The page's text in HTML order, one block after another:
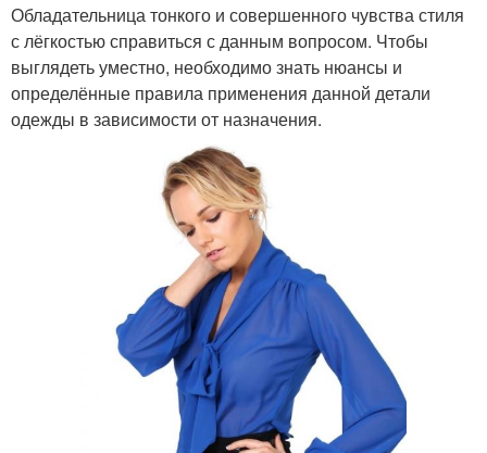
Обладательница тонкого и совершенного чувства стиля
с лёгкостью справиться с данным вопросом. Чтобы
выглядеть уместно, необходимо знать нюансы и
определённые правила применения данной детали
одежды в зависимости от назначения.